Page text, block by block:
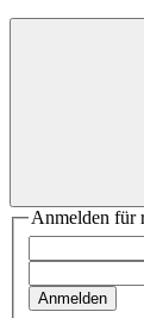
Anmelden für
Anmelden